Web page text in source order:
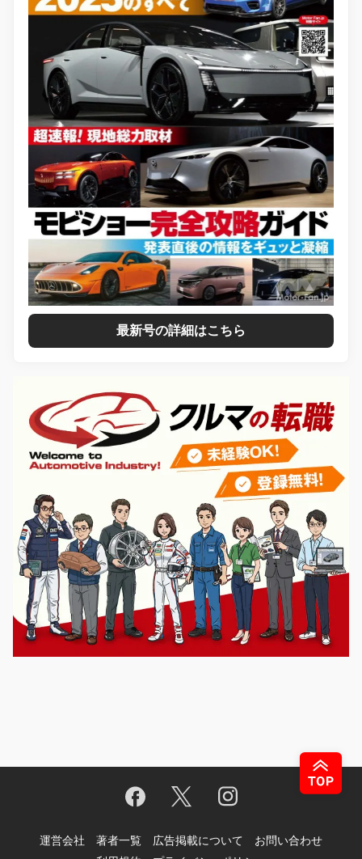
最新号の詳細はこちら
運営会社 著者一覧 広告掲載について
お問い合わせ